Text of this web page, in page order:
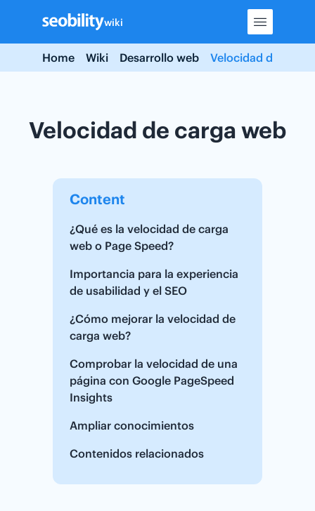
content
wiki
Home Wiki Desarrollo web Velocidad de
Velocidad de carga web
Content
¿Qué es la velocidad de carga
web o Page Speed?
Importancia para la experiencia
de usabilidad y el SEO
¿Cómo mejorar la velocidad de
carga web?
Comprobar la velocidad de una
página con Google PageSpeed
Insights
Ampliar conocimientos
Contenidos relacionados